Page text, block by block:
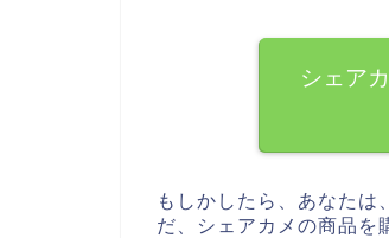
シェア
もしかしたら、あなたは
だ、シェアカメの商品